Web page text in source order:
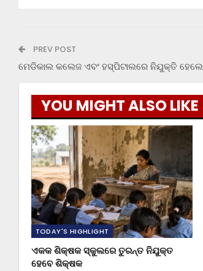
PREV POST
ମେଡିକାଲ କଲେଜ ଏବଂ ହସ୍ପିଟାଲରେ ନିଯୁକ୍ତି
YOU MIGHT ALSO LIKE
TODAY'S HIGHLIGHT
ଏକକ ଶିକ୍ଷକ ସ୍କୁଲରେ ତୁରନ୍ତ ନିଯୁକ୍ତ
ହେବେ ଶିକ୍ଷକ